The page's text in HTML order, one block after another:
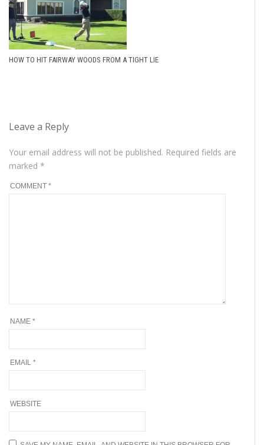
HOW TO HIT FAIRWAY WOODS FROM A TIGHT LIE
Leave a Reply
Your email address will not be published. Required fields are
marked *
COMMENT *
NAME *
EMAIL *
WEBSITE